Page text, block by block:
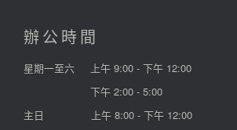
辦公時間
星期一至六
上午 9:00 - 下午 12:00
下午 2:00 - 5:00
主日
上午 8:00 - 下午 12:00